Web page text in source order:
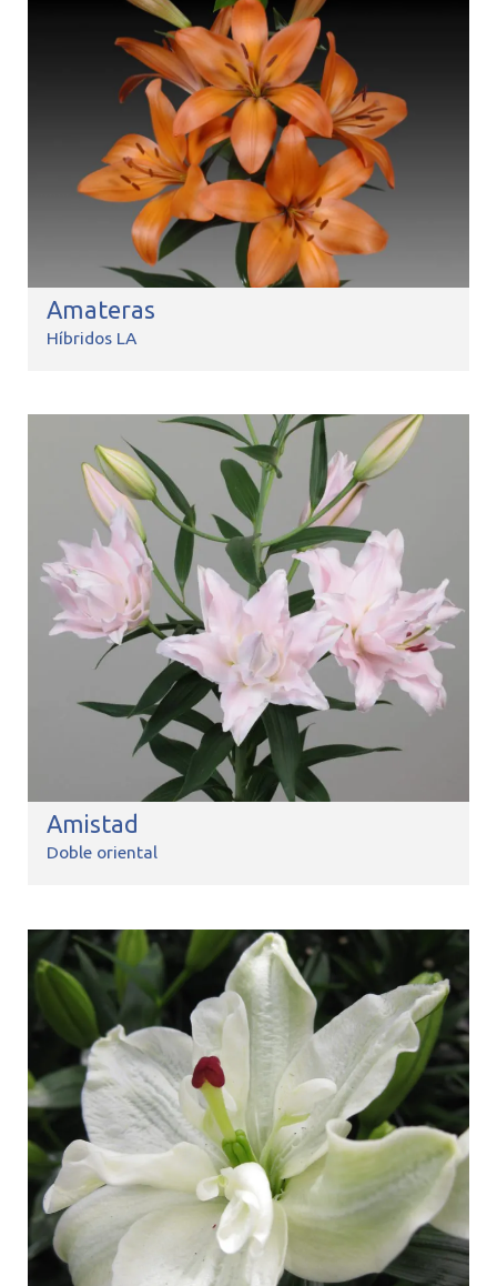
Amateras
Híbridos LA
Amistad
Doble oriental